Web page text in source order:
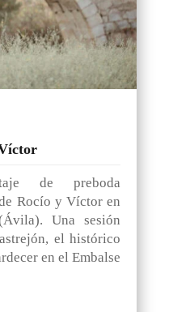
de preboda
Rocío y Víctor en
Una sesión
el histórico
en el Embalse